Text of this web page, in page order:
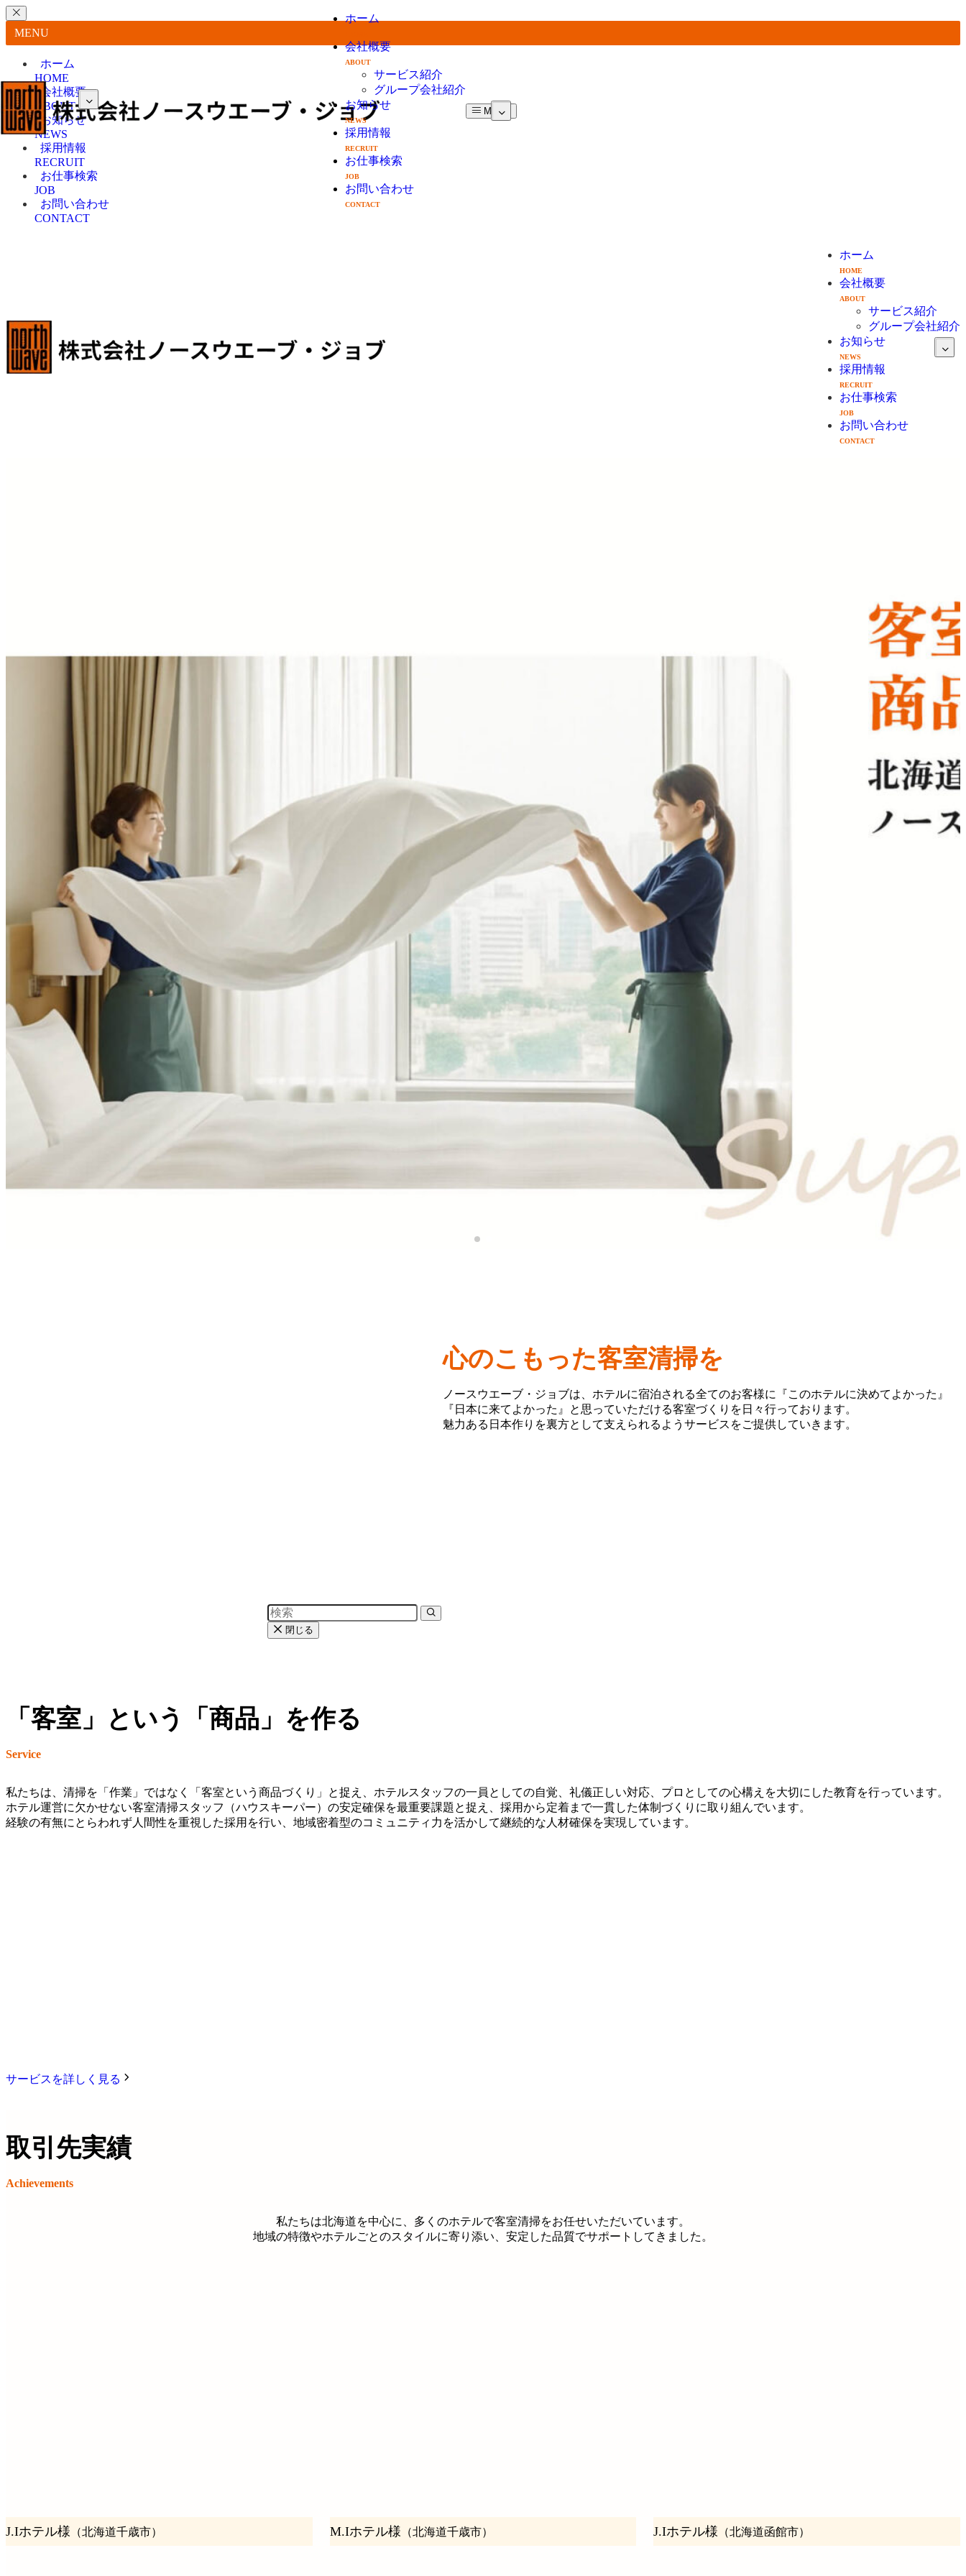
MENU
ホーム
HOME
会社概要
ABOUT
お知らせ
NEWS
採用情報
RECRUIT
お仕事検索
JOB
お問い合わせ
CONTACT
ホーム
会社概要
ABOUT
サービス紹介
グループ会社紹介
お知らせ
NEWS
採用情報
RECRUIT
お仕事検索
JOB
お問い合わせ
CONTACT
MENU
ホーム
HOME
会社概要
ABOUT
サービス紹介
グループ会社紹介
お知らせ
NEWS
採用情報
RECRUIT
お仕事検索
JOB
お問い合わせ
CONTACT
心のこもった客室清掃を
ノースウエーブ・ジョブは、ホテルに宿泊される全てのお客様に『このホテルに決めてよかった』
『日本に来てよかった』と思っていただける客室づくりを日々⾏っております。
魅⼒ある日本作りを裏⽅として⽀えられるようサービスをご提供していきます。
「客室」という「商品」を作る
Service
私たちは、清掃を「作業」ではなく「客室という商品づくり」と捉え、ホテルスタッフの一員としての自覚、礼儀正しい対応、プロとしての心構えを大切にした教育を行っています。
ホテル運営に欠かせない客室清掃スタッフ（ハウスキーパー）の安定確保を最重要課題と捉え、採用から定着まで一貫した体制づくりに取り組んでいます。
経験の有無にとらわれず人間性を重視した採用を行い、地域密着型のコミュニティ力を活かして継続的な人材確保を実現しています。
サービスを詳しく見る
取引先実績
Achievements
私たちは北海道を中心に、多くのホテルで客室清掃をお任せいただいています。
地域の特徴やホテルごとのスタイルに寄り添い、安定した品質でサポートしてきました。
J.Iホテル様 （北海道千歳市） M.Iホテル様 （北海道千歳市） J.Iホテル様 （北海道函館市）
閉じる